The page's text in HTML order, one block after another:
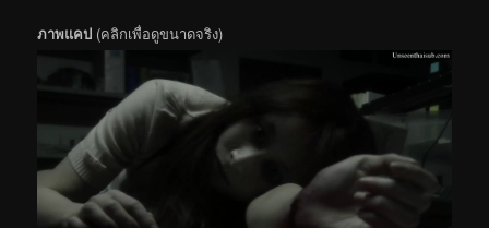
ภาพแคป (คลิกเพื่อดูขนาดจริง)